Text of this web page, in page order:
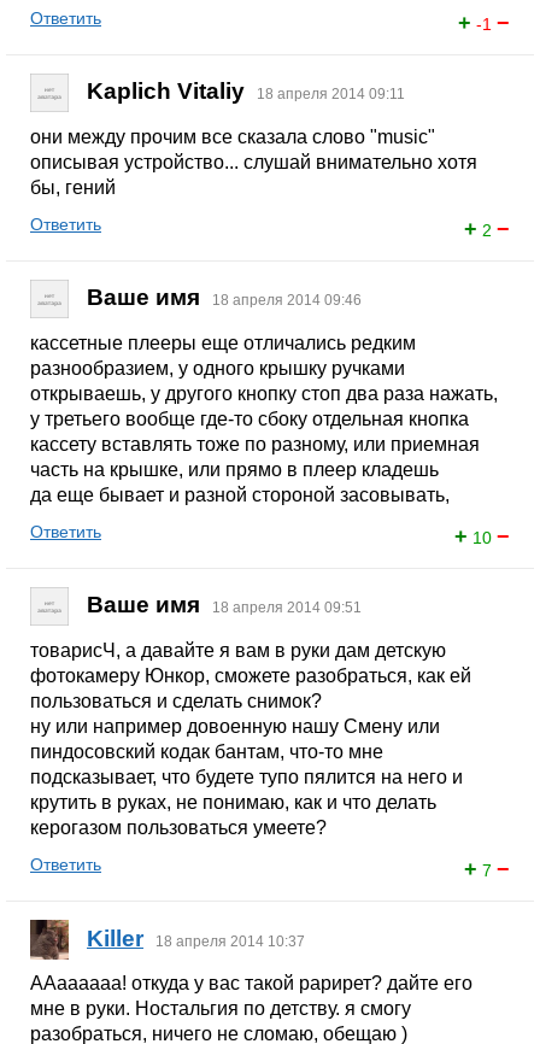
+ -1 −
Ответить
Kaplich Vitaliy 18 апреля 2014 09:11
они между прочим все сказала слово "music"
описывая устройство... слушай внимательно хотя
бы, гений
+ 2 −
Ответить
Ваше имя 18 апреля 2014 09:46
кассетные плееры еще отличались редким
разнообразием, у одного крышку ручками
открываешь, у другого кнопку стоп два раза нажать,
у третьего вообще где-то сбоку отдельная кнопка
кассету вставлять тоже по разному, или приемная
часть на крышке, или прямо в плеер кладешь
да еще бывает и разной стороной засовывать,
+ 10 −
Ответить
Ваше имя 18 апреля 2014 09:51
товарисЧ, а давайте я вам в руки дам детскую
фотокамеру Юнкор, сможете разобраться, как ей
пользоваться и сделать снимок?
ну или например довоенную нашу Смену или
пиндосовский кодак бантам, что-то мне
подсказывает, что будете тупо пялится на него и
крутить в руках, не понимаю, как и что делать
керогазом пользоваться умеете?
+ 7 −
Ответить
Killer 18 апреля 2014 10:37
ААаааааа! откуда у вас такой рарирет? дайте его
мне в руки. Ностальгия по детству. я смогу
разобраться, ничего не сломаю, обещаю )